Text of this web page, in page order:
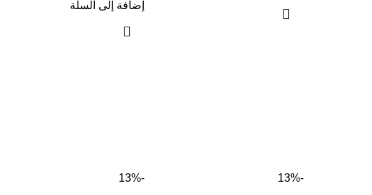
إضافة إلى السلة
-13%
-13%